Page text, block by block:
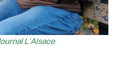
L'Alsace